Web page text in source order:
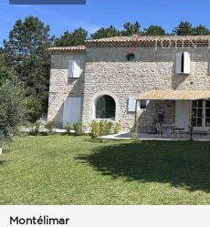
Montélimar